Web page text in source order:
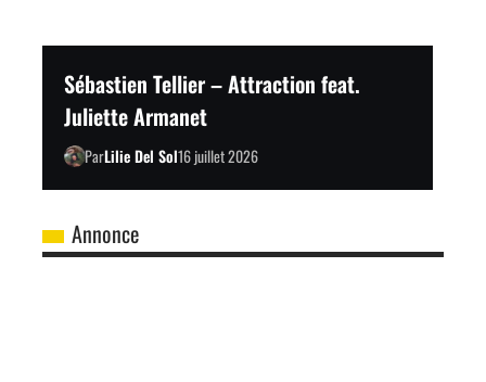
Sébastien Tellier – Attraction feat.
Juliette Armanet
ParLilie Del Sol16 juillet 2026
Annonce